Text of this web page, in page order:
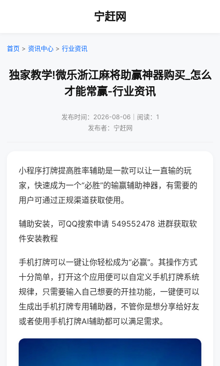
宁赶网
首页 > 资讯中心 > 行业资讯
独家教学!微乐浙江麻将助赢神器购买_怎么
才能常赢-行业资讯
发布时间：2026-08-06｜阅读：1
发布者：宁赶网
小程序打牌提高胜率辅助是一款可以让一直输的玩
家，快速成为一个“必胜”的输赢辅助神器，有需要的
用户可通过正规渠道获取使用。
辅助安装，可QQ搜索申请 549552478 进群获取软
件安装教程
手机打牌可以一键让你轻松成为“必赢”。其操作方式
十分简单，打开这个应用便可以自定义手机打牌系统
规律，只需要输入自己想要的开挂功能，一键便可以
生成出手机打牌专用辅助器，不管你是想分享给好友
或者使用手机打牌AI辅助都可以满足需求。